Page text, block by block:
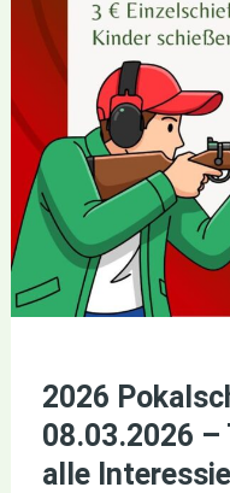
2026
08.03.2026 –
alle